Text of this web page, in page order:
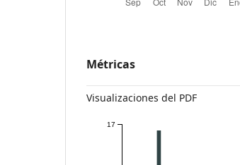
Métricas
Visualizaciones del PDF
17